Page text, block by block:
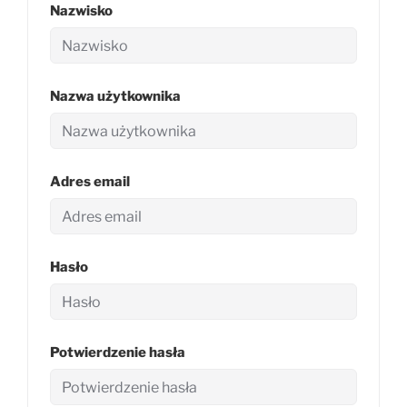
Nazwisko
Nazwa użytkownika
Adres email
Hasło
Potwierdzenie hasła